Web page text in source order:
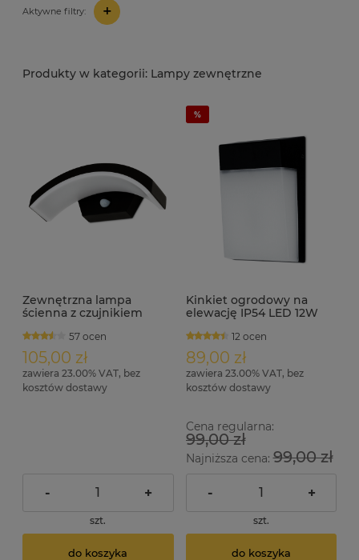
Aktywne filtry: +
Lampy zewnętrzne
Zewnętrzna lampa
ścienna z czujnikiem
9W IP54 THOR.S
57 ocen
105,00 zł
zawiera 23.00% VAT, bez
kosztów dostawy
- +
szt.
do koszyka
Kinkiet ogrodowy na
elewację IP54 LED 12W
12 ocen
89,00 zł
zawiera 23.00% VAT, bez
kosztów dostawy
Cena regularna:
99,00 zł
Najniższa cena:99,00 zł
- +
szt.
do koszyka